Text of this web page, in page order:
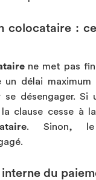
colocataire :
ne met pas fin
un délai maximum
désengager. Si
clause cesse à
. Sinon,
du